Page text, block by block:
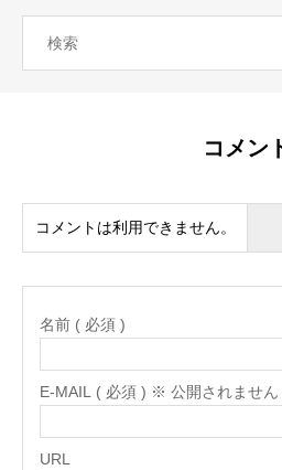
コメン
コメントは利用できません。
名前 ( 必須 )
E-MAIL ( 必須 ) ※ 公開されません
URL